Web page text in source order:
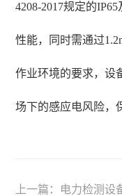
4208-2017规定的
性能，同时需通过
作业环境的要求，设
场下的感应电风险，
上一篇： 电力检测设